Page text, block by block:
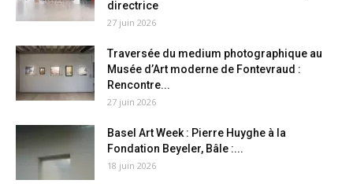
directrice
27 juin 2026
Traversée du medium photographique au
Musée d’Art moderne de Fontevraud :
Rencontre...
27 juin 2026
Basel Art Week : Pierre Huyghe à la
Fondation Beyeler, Bâle :...
18 juin 2026